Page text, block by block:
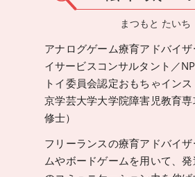
まつもと たいち
アナログゲーム療育アドバイ
イサービスコンサルタント／
トイ委員会認定おもちゃイン
京学芸大学大学院障害児教育
修士）
フリーランスの療育アドバイ
ムやボードゲームを用いて、